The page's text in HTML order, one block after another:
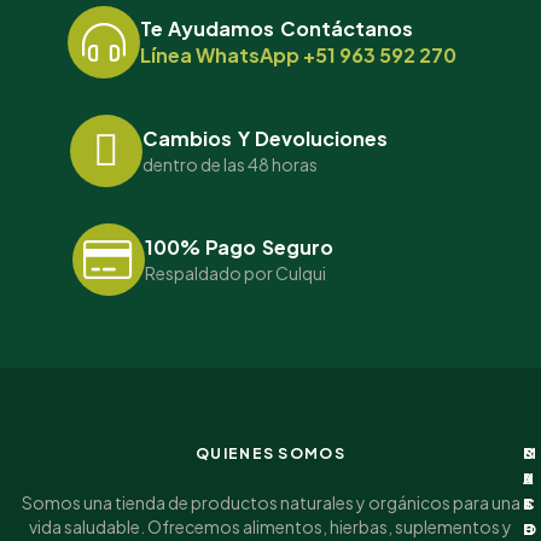
Te Ayudamos Contáctanos
Línea WhatsApp +51 963 592 270
Cambios Y Devoluciones
dentro de las 48 horas
100% Pago Seguro
Respaldado por Culqui
QUIENES SOMOS
Somos una tienda de productos naturales y orgánicos para una
vida saludable. Ofrecemos alimentos, hierbas, suplementos y
I
N
F
O
C
A
T
E
M
I
C
U
S
U
S
C